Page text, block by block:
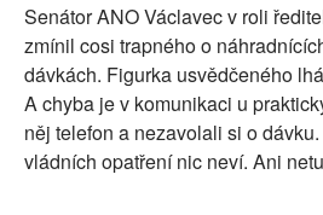
Senátor ANO Václavec v roli
zmínil cosi trapného o
dávkách. Figurka usvědčeného
A chyba je v komunikaci u
něj telefon a nezavolali si o
vládních opatření nic neví. Ani